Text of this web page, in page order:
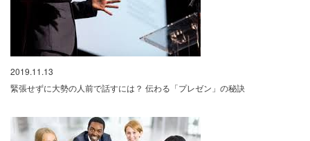
2019.11.13
緊張せずに大勢の人前で話すには？ 伝わる「プレゼン」の秘訣